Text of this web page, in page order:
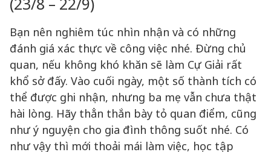
Bạn nên nghiêm túc nhìn nhận và có những
đánh giá xác thực về công việc nhé. Đừng chủ
quan, nếu không khó khăn sẽ làm Cự Giải rất
khổ sở đấy. Vào cuối ngày, một số thành tích có
thể được ghi nhận, nhưng ba mẹ vẫn chưa thật
hài lòng. Hãy thẳn thắn bày tỏ quan điểm, cũng
như ý nguyện cho gia đình thông suốt nhé. Có
như vậy thì mới thoải mái làm việc, học tập